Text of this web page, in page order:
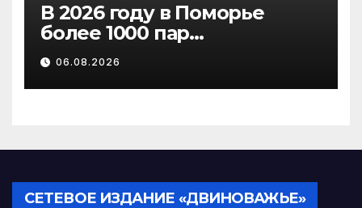
В 2026 году в Поморье
более 1000 пар
новобрачных получили
«Сертификат
молодоженов»
06.08.2026
СЕТЕВОЕ ИЗДАНИЕ «ДВИНОВАЖЬЕ»